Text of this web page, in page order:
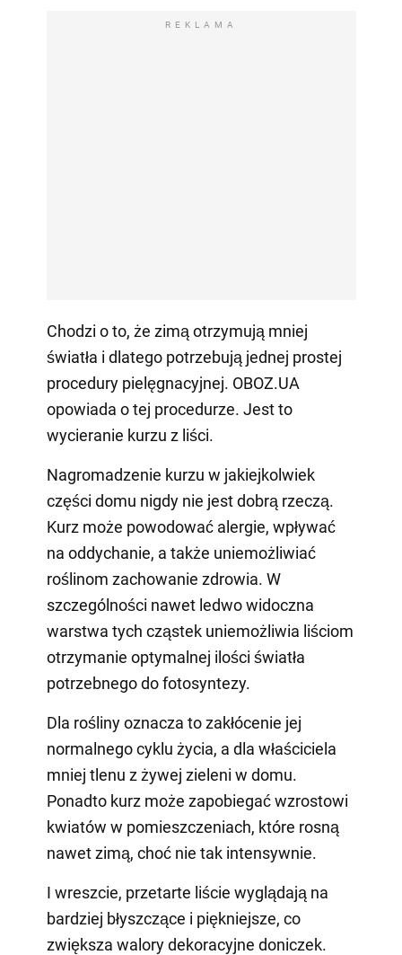
REKLAMA
Chodzi o to, że zimą otrzymują mniej
światła i dlatego potrzebują jednej prostej
procedury pielęgnacyjnej. OBOZ.UA
opowiada o tej procedurze. Jest to
wycieranie kurzu z liści.
Nagromadzenie kurzu w jakiejkolwiek
części domu nigdy nie jest dobrą rzeczą.
Kurz może powodować alergie, wpływać
na oddychanie, a także uniemożliwiać
roślinom zachowanie zdrowia. W
szczególności nawet ledwo widoczna
warstwa tych cząstek uniemożliwia liściom
otrzymanie optymalnej ilości światła
potrzebnego do fotosyntezy.
Dla rośliny oznacza to zakłócenie jej
normalnego cyklu życia, a dla właściciela
mniej tlenu z żywej zieleni w domu.
Ponadto kurz może zapobiegać wzrostowi
kwiatów w pomieszczeniach, które rosną
nawet zimą, choć nie tak intensywnie.
I wreszcie, przetarte liście wyglądają na
bardziej błyszczące i piękniejsze, co
zwiększa walory dekoracyjne doniczek.